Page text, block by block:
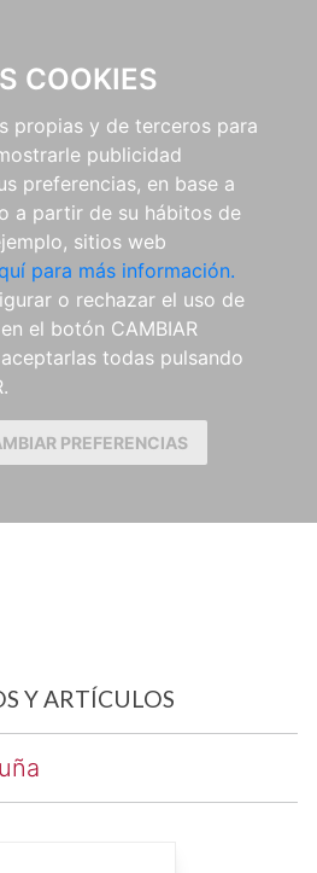
COOKIES
propias y de terceros para
publicidad
preferencias, en base a
a partir de su hábitos de
sitios web
para más información.
o rechazar el uso de
el botón CAMBIAR
aceptarlas todas pulsando
PREFERENCIAS
Y ARTÍCULOS